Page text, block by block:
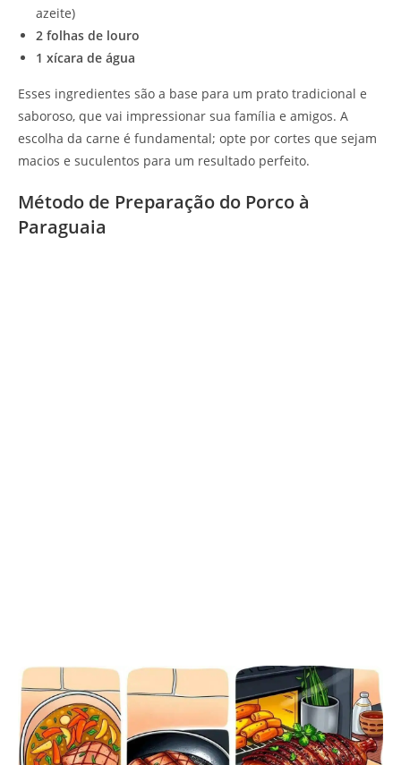
azeite)
2 folhas de louro
1 xícara de água
Esses ingredientes são a base para um prato tradicional e
saboroso, que vai impressionar sua família e amigos. A
escolha da carne é fundamental; opte por cortes que sejam
macios e suculentos para um resultado perfeito.
Método de Preparação do Porco à
Paraguaia